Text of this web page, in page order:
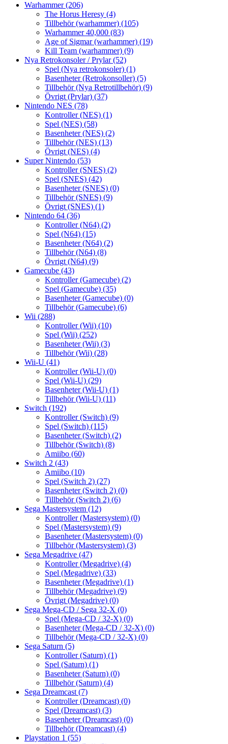
Warhammer(206)
The Horus Heresy (4)
Tillbehör (warhammer) (105)
Warhammer 40,000 (83)
Age of Sigmar (warhammer) (19)
Kill Team (warhammer) (9)
Nya Retrokonsoler / Prylar(52)
Spel (Nya retrokonsoler) (1)
Basenheter (Retrokonsoller) (5)
Tillbehör (Nya Retrotillbehör) (9)
Övrigt (Prylar) (37)
Nintendo NES (78)
Kontroller (NES) (1)
Spel (NES) (58)
Basenheter (NES) (2)
Tillbehör (NES) (13)
Övrigt (NES) (4)
Super Nintendo (53)
Kontroller (SNES) (2)
Spel (SNES) (42)
Basenheter (SNES) (0)
Tillbehör (SNES) (9)
Övrigt (SNES) (1)
Nintendo 64 (36)
Kontroller (N64) (2)
Spel (N64) (15)
Basenheter (N64) (2)
Tillbehör (N64) (8)
Övrigt (N64) (9)
Gamecube (43)
Kontroller (Gamecube) (2)
Spel (Gamecube) (35)
Basenheter (Gamecube) (0)
Tillbehör (Gamecube) (6)
Wii (288)
Kontroller (Wii) (10)
Spel (Wii) (252)
Basenheter (Wii) (3)
Tillbehör (Wii) (28)
Wii-U (41)
Kontroller (Wii-U) (0)
Spel (Wii-U) (29)
Basenheter (Wii-U) (1)
Tillbehör (Wii-U) (11)
Switch (192)
Kontroller (Switch) (9)
Spel (Switch) (115)
Basenheter (Switch) (2)
Tillbehör (Switch) (8)
Amiibo (60)
Switch 2 (43)
Amiibo (10)
Spel (Switch 2) (27)
Basenheter (Switch 2) (0)
Tillbehör (Switch 2) (6)
Sega Mastersystem (12)
Kontroller (Mastersystem) (0)
Spel (Mastersystem) (9)
Basenheter (Mastersystem) (0)
Tillbehör (Mastersystem) (3)
Sega Megadrive (47)
Kontroller (Megadrive) (4)
Spel (Megadrive) (33)
Basenheter (Megadrive) (1)
Tillbehör (Megadrive) (9)
Övrigt (Megadrive) (0)
Sega Mega-CD / Sega 32-X (0)
Spel (Mega-CD / 32-X) (0)
Basenheter (Mega-CD / 32-X) (0)
Tillbehör (Mega-CD / 32-X) (0)
Sega Saturn (5)
Kontroller (Saturn) (1)
Spel (Saturn) (1)
Basenheter (Saturn) (0)
Tillbehör (Saturn) (4)
Sega Dreamcast (7)
Kontroller (Dreamcast) (0)
Spel (Dreamcast) (3)
Basenheter (Dreamcast) (0)
Tillbehör (Dreamcast) (4)
Playstation 1 (55)